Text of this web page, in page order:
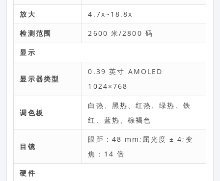
放大 4.7x~18.8x
检测范围 2600 米/2800 码
显示
显示器类型
0.39 英寸 AMOLED
1024×768
调色板
白热、黑热、红热、绿热、铁
红、蓝热、棕褐色
目镜
眼距：48 mm;屈光度 ± 4;变
焦：14 倍
硬件